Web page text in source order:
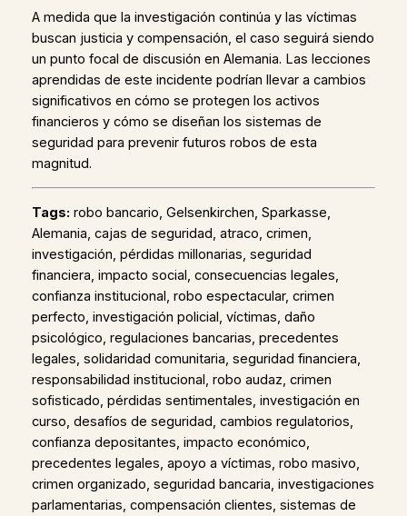
A medida que la investigación continúa y las víctimas
buscan justicia y compensación, el caso seguirá siendo
un punto focal de discusión en Alemania. Las lecciones
aprendidas de este incidente podrían llevar a cambios
significativos en cómo se protegen los activos
financieros y cómo se diseñan los sistemas de
seguridad para prevenir futuros robos de esta
magnitud.
Tags: robo bancario, Gelsenkirchen, Sparkasse,
Alemania, cajas de seguridad, atraco, crimen,
investigación, pérdidas millonarias, seguridad
financiera, impacto social, consecuencias legales,
confianza institucional, robo espectacular, crimen
perfecto, investigación policial, víctimas, daño
psicológico, regulaciones bancarias, precedentes
legales, solidaridad comunitaria, seguridad financiera,
responsabilidad institucional, robo audaz, crimen
sofisticado, pérdidas sentimentales, investigación en
curso, desafíos de seguridad, cambios regulatorios,
confianza depositantes, impacto económico,
precedentes legales, apoyo a víctimas, robo masivo,
crimen organizado, seguridad bancaria, investigaciones
parlamentarias, compensación clientes, sistemas de